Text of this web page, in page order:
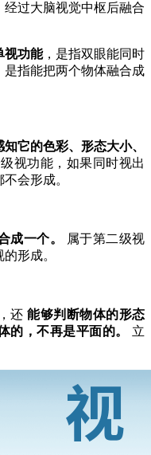
过大脑视觉中枢后融合
视功能，是指双眼能同时
是指能把两个物体融合成
它的色彩、形态大小、
视功能，如果同时视出
会形成。
成一个。
属于第二级视
形成。
还能够判断物体的形态
的，不再是平面的。
立